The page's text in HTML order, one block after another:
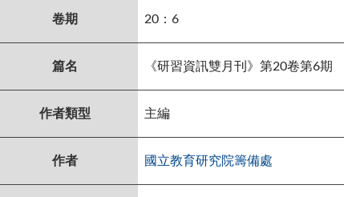
卷期 20：6
篇名 《研習資訊雙月刊》第20卷第6期
作者類型 主編
作者 國立教育研究院籌備處